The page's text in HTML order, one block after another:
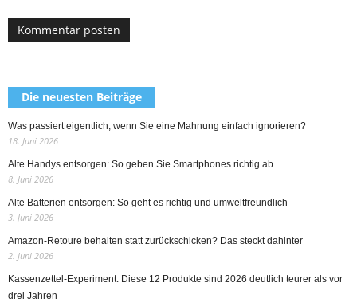
Die neuesten Beiträge
Was passiert eigentlich, wenn Sie eine Mahnung einfach ignorieren?
18. Juni 2026
Alte Handys entsorgen: So geben Sie Smartphones richtig ab
8. Juni 2026
Alte Batterien entsorgen: So geht es richtig und umweltfreundlich
3. Juni 2026
Amazon-Retoure behalten statt zurückschicken? Das steckt dahinter
2. Juni 2026
Kassenzettel-Experiment: Diese 12 Produkte sind 2026 deutlich teurer als vor
drei Jahren